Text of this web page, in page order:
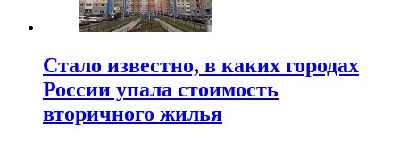
Стало известно, в каких городах
России упала стоимость
вторичного жилья